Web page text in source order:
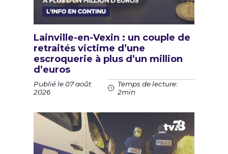
Lainville-en-Vexin : un couple de
retraités victime d’une
escroquerie à plus d’un million
d’euros
Publié le 07 août
2026
Temps de lecture:
2min